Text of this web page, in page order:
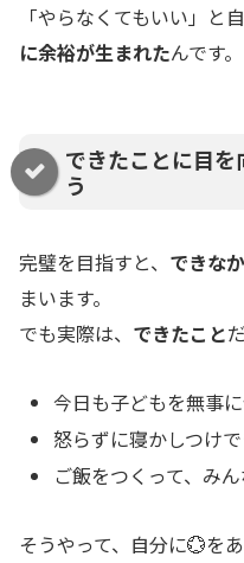
「やらなくてもいい」と
に余裕が生まれたんです。
できたことに目
う
完璧を目指すと、 できな
まいます。
でも実際は、 できたこと
今日も子どもを無事
怒らずに寝かしつけ
ご飯をつくって、み
そうやって、自分に💮を